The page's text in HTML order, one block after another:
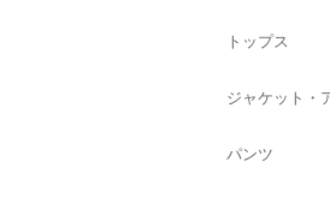
トップス
ジャケット・
パンツ